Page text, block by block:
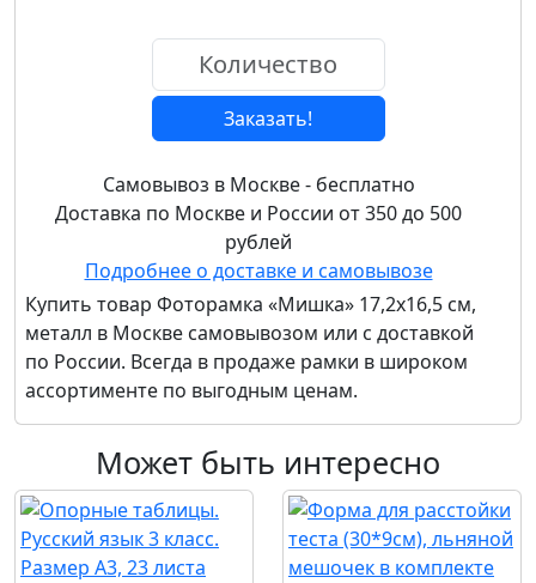
Заказать!
Самовывоз в Москве - бесплатно
Доставка по Москве и России от 350 до 500
рублей
Подробнее о доставке и самовывозе
Купить товар Фоторамка «Мишка» 17,2x16,5 см,
металл в Москве самовывозом или с доставкой
по России. Всегда в продаже рамки в широком
ассортименте по выгодным ценам.
Может быть интересно